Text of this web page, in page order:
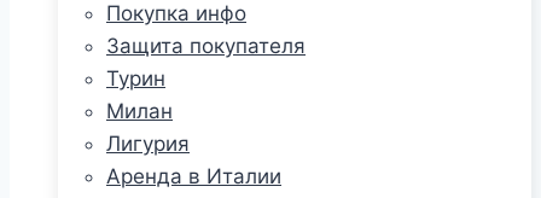
Покупка инфо
Защита покупателя
Турин
Милан
Лигурия
Аренда в Италии